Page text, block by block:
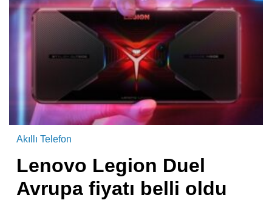
Akıllı Telefon
Lenovo Legion Duel
Avrupa fiyatı belli oldu